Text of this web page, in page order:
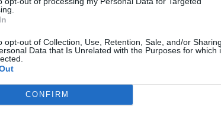
opt-out of Collection, Use, Retention, Sale, and/or Sharing
Data that Is Unrelated with the Purposes for which
CONFIRM
w lasach w powiecie biłgorajskim na Lubelszczyźnie wybuchł 5 bm. w
pomniki przyrody czy ochrona gatunkowa roślin i zwierząt. (fot. Wojtek
Informację przekazał w piątek po południu nadbrygadier
dalszego rozprzestrzeniania się ognia.